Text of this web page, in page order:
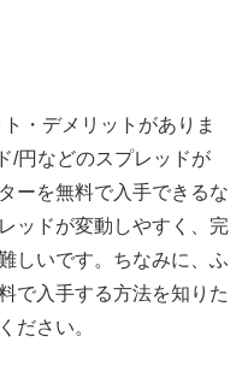
・デメリットがありま
/円などのスプレッドが
ーを無料で入手できるな
ッドが変動しやすく、完
しいです。ちなみに、ふ
で入手する方法を知りた
ださい。